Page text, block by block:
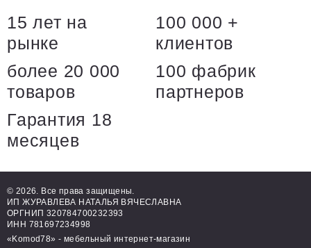
15 лет на
рынке
100 000 +
клиентов
более 20 000
товаров
100 фабрик
партнеров
Гарантия 18
месяцев
© 2026. Все права защищены.
ИП ЖУРАВЛЕВА НАТАЛЬЯ ВЯЧЕСЛАВНА
ОРГНИП 320784700232393
ИНН 781697234998
«Komod78» - мебельный интернет-магазин